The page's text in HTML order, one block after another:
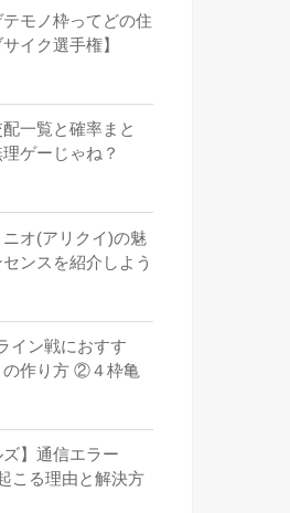
テモノ枠ってどの住
イク選手権】
配一覧と確率まと
ゲーじゃね？
ニオ(アリクイ)の魅
ンスを紹介しよう
イン戦におすす
の作り方 ②４枠亀
ズ】通信エラー
こる理由と解決方